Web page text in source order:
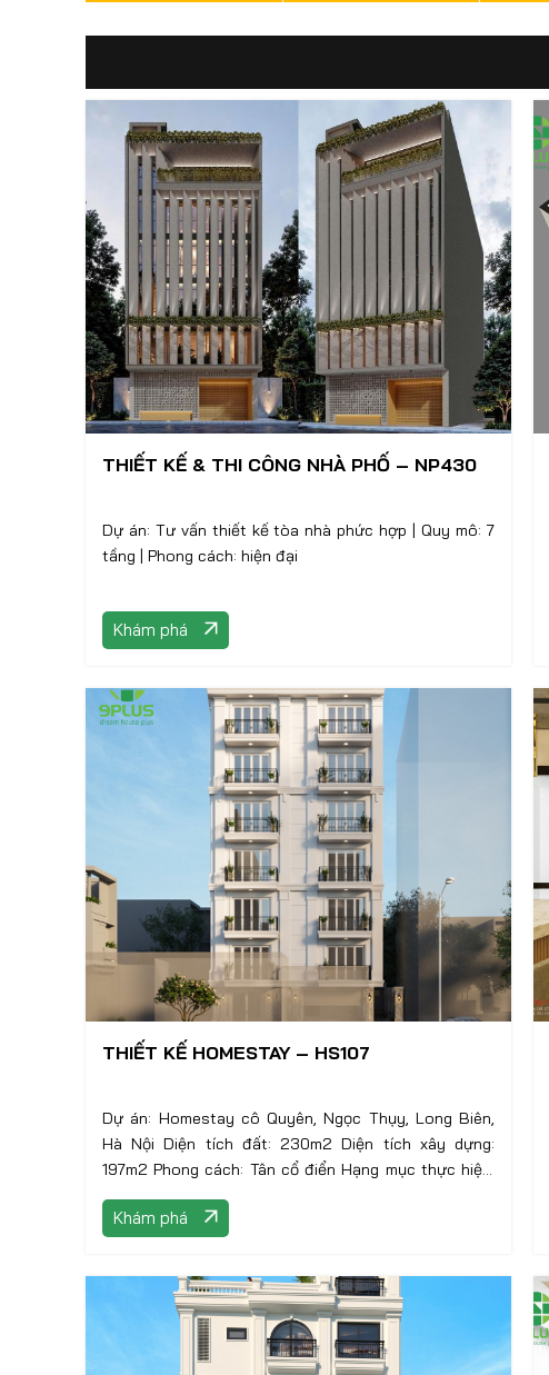
THIẾT KẾ & THI CÔNG NHÀ PHỐ – NP430
Dự án: Tư vấn thiết kế tòa nhà phức hợp | Quy mô: 7
tầng | Phong cách: hiện đại
Khám phá
THIẾT KẾ HOMESTAY – HS107
Dự án: Homestay cô Quyên, Ngọc Thụy, Long Biên,
Hà Nội Diện tích đất: 230m2 Diện tích xây dựng:
197m2 Phong cách: Tân cổ điển Hạng mục thực hiện:
Thiết kế kiến trúc
Khám phá